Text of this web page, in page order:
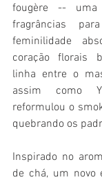
fougère --
fragrâncias
feminilidade
coração florais
linha entre o
assim como
reformulou o
quebrando os
Inspirado no
de chá, um novo